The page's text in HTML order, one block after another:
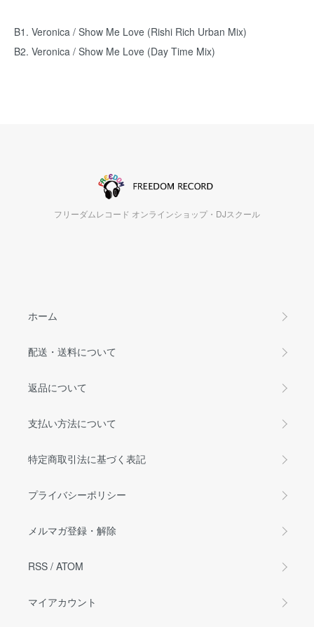
B1. Veronica / Show Me Love (Rishi Rich Urban Mix)
B2. Veronica / Show Me Love (Day Time Mix)
フリーダムレコード オンラインショップ・DJスクール
ホーム
配送・送料について
返品について
支払い方法について
特定商取引法に基づく表記
プライバシーポリシー
メルマガ登録・解除
RSS / ATOM
マイアカウント